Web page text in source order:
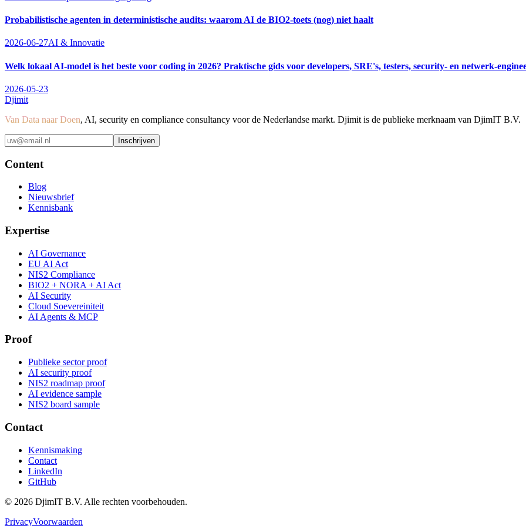
Probabilistische agenten in deterministische audits: waarom AI de BIO2-toets (nog) niet haalt
2026-06-27AI & Innovatie
Welk lokaal AI-model is het beste voor coding in 2026? Praktische gids voor developers, SRE's, testers, security- en netwerk-
2026-05-23
Djimit
Van Data naar Doen, AI, security en compliance consultancy voor de Nederlandse markt. Djimit is de publieke merknaam van DjimIT B.V.
Inschrijven
Content
Blog
Nieuwsbrief
Kennisbank
Expertise
AI Governance
EU AI Act
NIS2 Compliance
BIO2 + NORA + AI Act
AI Security
Cloud Soevereiniteit
AI Agents & MCP
Proof
Publieke sector proof
AI security proof
NIS2 roadmap proof
AI evidence sample
NIS2 board sample
Contact
Kennismaking
Contact
LinkedIn
GitHub
© 2026 DjimIT B.V. Alle rechten voorbehouden.
PrivacyVoorwaarden